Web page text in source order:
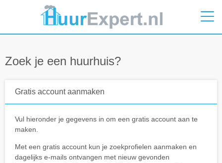
Zoek je een huurhuis?
Gratis account aanmaken
Vul hieronder je gegevens in om een gratis account aan te
maken.
Met een gratis account kun je zoekprofielen aanmaken en
dagelijks e-mails ontvangen met nieuw gevonden